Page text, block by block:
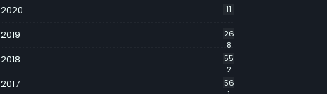
2020 11
2019
26
8
2018
55
2
2017
56